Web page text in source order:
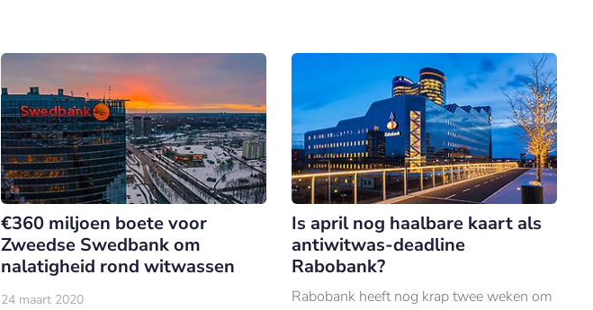
€360 miljoen boete voor
Zweedse Swedbank om
nalatigheid rond witwassen
24 maart 2020
Is april nog haalbare kaart als
antiwitwas-deadline
Rabobank?
Rabobank heeft nog krap twee weken om